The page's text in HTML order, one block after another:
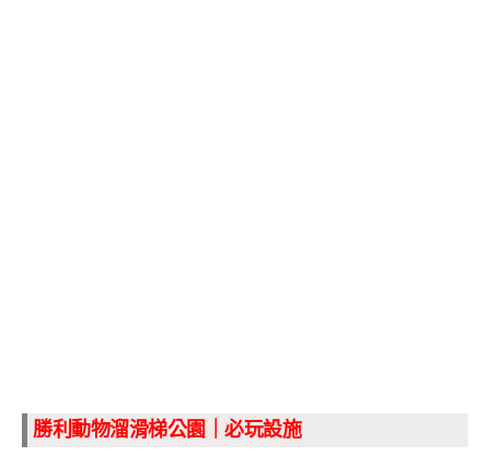
勝利動物溜滑梯公園｜必玩設施